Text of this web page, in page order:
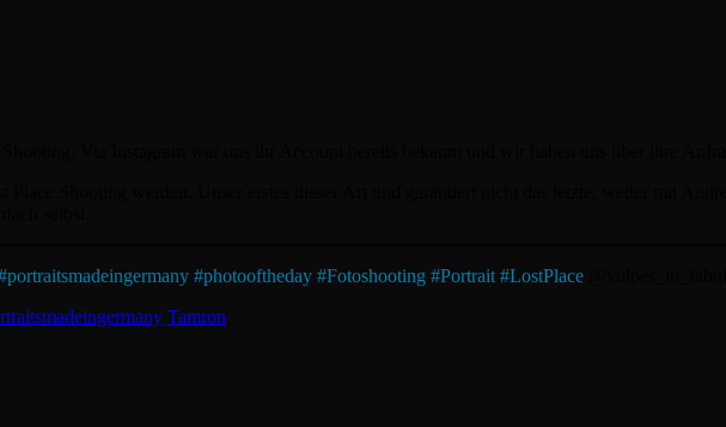
portraitsmadeingermany#photooftheday#Fotoshooting#Portrait#LostPlace@vulpes_in_fabula
Tamron